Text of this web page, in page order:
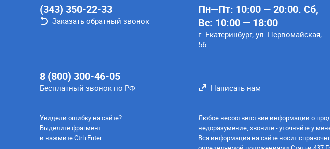
(343) 350-22-33
Заказать обратный звонок
8 (800) 300-46-05
Бесплатный звонок по РФ
Пн—Пт: 10:00 — 20:00. Сб,
Вс: 10:00 — 18:00
г. Екатеринбург, ул. Первомайская,
56
Написать нам
Увидели ошибку на сайте?
Выделите фрагмент
и нажмите Ctrl+Enter
Любое несоответствие информации о
недоразумение, звоните - уточняйте у
Вся информация на сайте носит